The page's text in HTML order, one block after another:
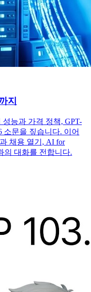
지
능과 가격 정책, GPT-
소문을 짚습니다. 이어
채용 열기, AI for
의 대화를 전합니다.